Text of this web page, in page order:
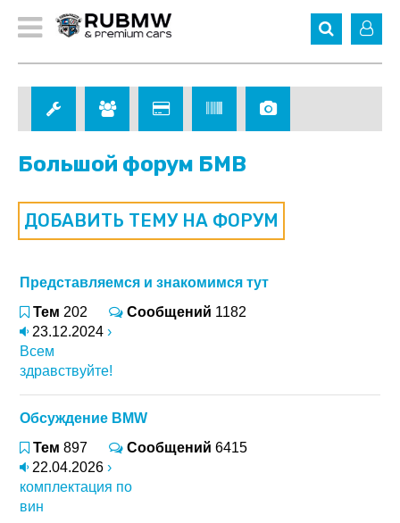
Большой форум БМВ
ДОБАВИТЬ ТЕМУ НА ФОРУМ
Представляемся и знакомимся тут
Тем 202 Сообщений 1182
23.12.2024 ›
Всем
здравствуйте!
Обсуждение BMW
Тем 897 Сообщений 6415
22.04.2026 ›
комплектация по
вин